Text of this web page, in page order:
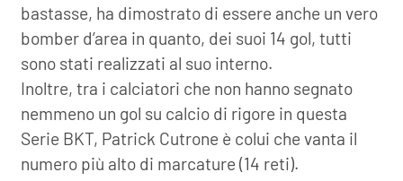
bastasse, ha dimostrato di essere anche un vero
bomber d’area in quanto, dei suoi 14 gol, tutti
sono stati realizzati al suo interno.
Inoltre, tra i calciatori che non hanno segnato
nemmeno un gol su calcio di rigore in questa
Serie BKT, Patrick Cutrone è colui che vanta il
numero più alto di marcature (14 reti).